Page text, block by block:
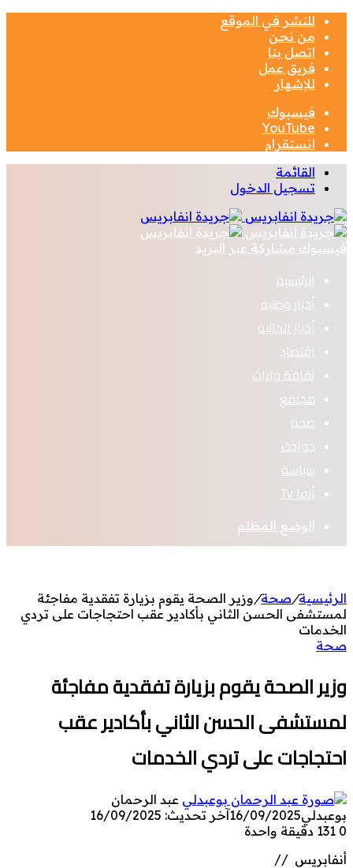
للنشر في الموقع
من نحن
اتصل بنا
فريق عمل
للإشهار
فيسبوك
‫YouTube
انستقرام
القائمة
تسجيل الدخول
فيسبوك مشاركة عبر البريد
الرئيسية
أخبار وطنية
أخبار الجالية
اقتصاد
ثقافة وتراث
مجتمع
صحة
حوادث
سياسة
أنفا Tv
الوضع المظلم
الرئيسية/صحة/وزير الصحة يقوم بزيارة تفقدية مفاجئة
لمستشفى الحسن الثاني بأكادير عقب احتجاجات على تردي
الخدمات
صحة
وزير الصحة يقوم بزيارة تفقدية مفاجئة
لمستشفى الحسن الثاني بأكادير عقب
احتجاجات على تردي الخدمات
عبد الرحمان
بوعبدلي16/09/2025آخر تحديث: 16/09/2025
0
دقيقة واحدة
أنفابريس //